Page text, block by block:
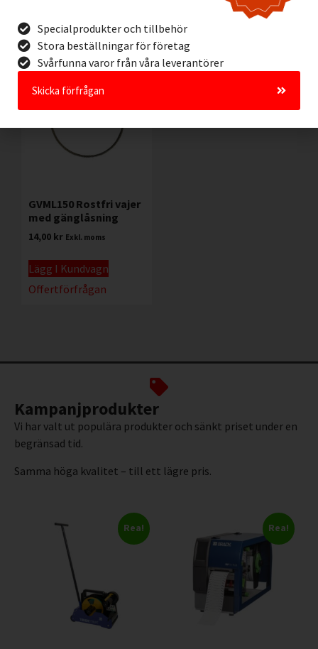
Offertförfrågan
GVML150 Rostfri vajer
med gänglåsning
14,00 kr Exkl. moms
Lägg I Kundvagn
Offertförfrågan
Kampanjprodukter
Vi har valt ut populära produkter och sänkt priset under en
begränsad tid.
Samma höga kvalitet – till ett lägre pris.
Rea! Rea!
Specialprodukter och tillbehör
Stora beställningar för företag
Svårfunna varor från våra leverantörer
Skicka förfrågan